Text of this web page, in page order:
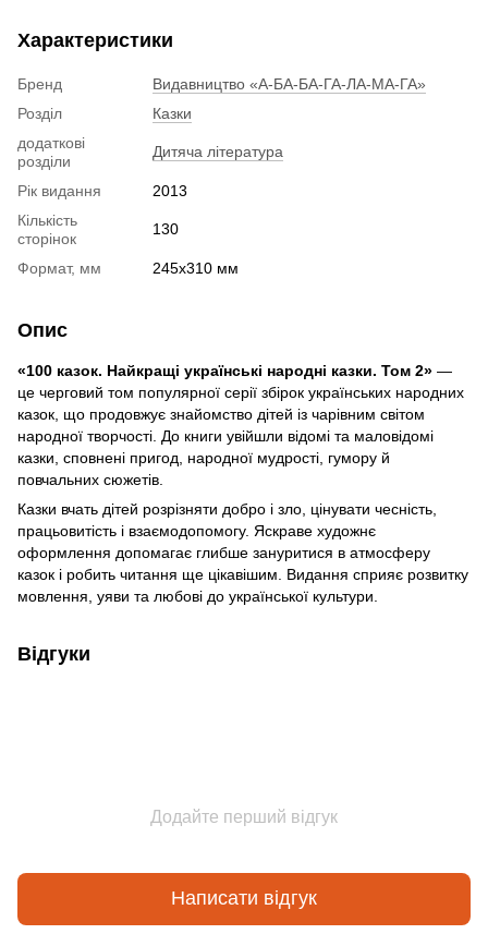
Характеристики
Бренд
Видавництво «А-БА-БА-ГА-ЛА-МА-ГА»
Розділ
Казки
додаткові
розділи
Дитяча література
Рік видання
2013
Кількість
сторінок
130
Формат, мм 245x310 мм
Опис
«100 казок. Найкращі українські народні казки. Том 2» —
це черговий том популярної серії збірок українських народних
казок, що продовжує знайомство дітей із чарівним світом
народної творчості. До книги увійшли відомі та маловідомі
казки, сповнені пригод, народної мудрості, гумору й
повчальних сюжетів.
Казки вчать дітей розрізняти добро і зло, цінувати чесність,
працьовитість і взаємодопомогу. Яскраве художнє
оформлення допомагає глибше зануритися в атмосферу
казок і робить читання ще цікавішим. Видання сприяє розвитку
мовлення, уяви та любові до української культури.
Відгуки
Додайте перший відгук
Написати відгук